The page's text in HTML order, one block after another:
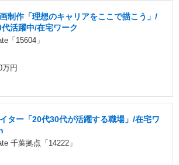
制作「理想のキャリアをここで描こう」/
活躍中/在宅ワーク
「15604」
万円
ター「20代30代が活躍する職場」/在宅ワ
千葉拠点「14222」